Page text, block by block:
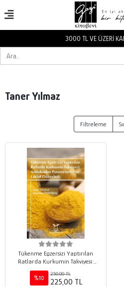
3000 TL VE ÜZERİ
Taner Yılmaz
Filtreleme
Tükenme Egzersizi Yaptırılan
Ratlarda Kurkumin Takviyesi:
Antioksidan Parametreler ve
Laktat Düzeyleri
%10
250,00 TL
225,00 TL